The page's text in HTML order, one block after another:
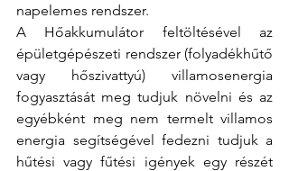
napelemes rendszer.
A Hőakkumulátor feltöltésével az
épületgépészeti rendszer (folyadékhűtő
vagy hőszivattyú) villamosenergia
fogyasztását meg tudjuk növelni és az
egyébként meg nem termelt villamos
energia segítségével fedezni tudjuk a
hűtési vagy fűtési igények egy részét